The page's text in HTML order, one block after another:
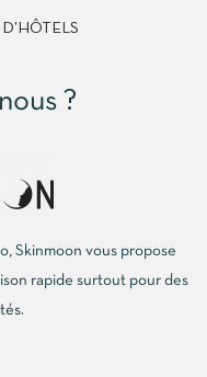
?
Skinmoon vous propose
rapide surtout pour des